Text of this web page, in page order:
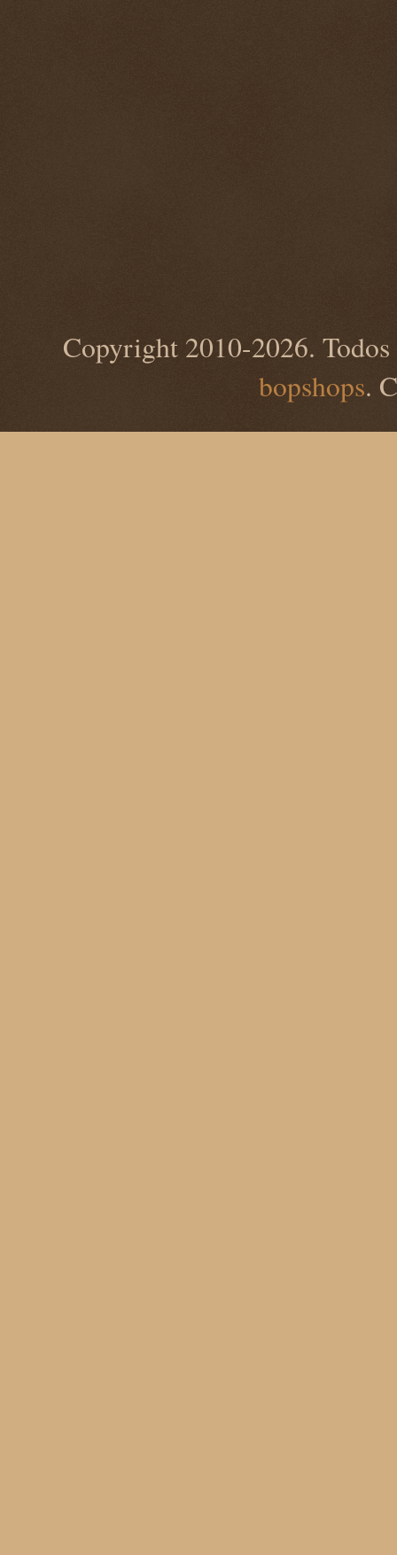
Copyright 2010-2026. Todos
bopshops.